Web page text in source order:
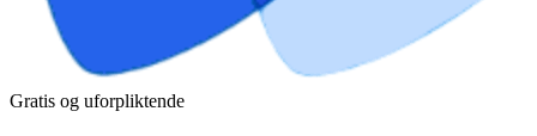
Gratis og uforpliktende